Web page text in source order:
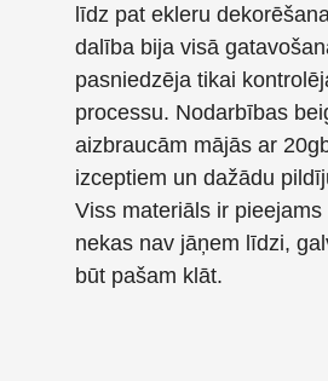
līdz pat ekleru
dalība bija visā
pasniedzēja tikai
processu. Nodarbības
aizbraucām mājās ar
izceptiem un dažādu
Viss materiāls ir pieejams
nekas nav jāņem līdzi,
būt pašam klāt.